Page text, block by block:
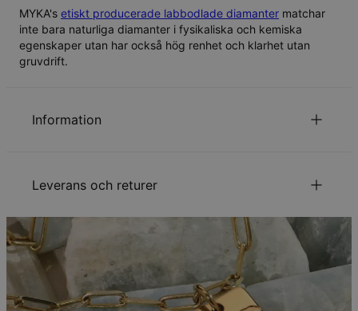
MYKA's etiskt producerade labbodlade diamanter matchar
inte bara naturliga diamanter i fysikaliska och kemiska
egenskaper utan har också hög renhet och klarhet utan
gruvdrift.
Information
Kedjetyp
Bubbelkedja
Mått på hängsmycke
6.86 mm x 6.86 mm
Klarhetsgrad
VS2-SI
Stenfärg
Total karatvikt
0.10
Hypoallergenisk
Leverans och returer
Din beställning kommer att skickas med följande
leveranssätt:
Metod Beräknat leveransdatum
Få det senast